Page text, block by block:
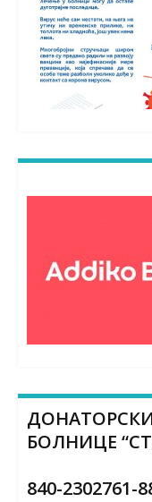
БОЛНИЦЕ
840-2302761-